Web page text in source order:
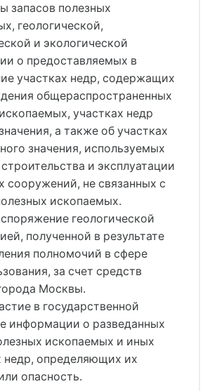
запасов полезных
геологической,
и экологической
о предоставляемых в
участках недр, содержащих
общераспространенных
участках недр
а также об участках
значения, используемых
и эксплуатации
сооружений, не связанных с
ископаемых.
геологической
полученной в результате
полномочий в сфере
за счет средств
Москвы.
в государственной
информации о разведанных
ископаемых и иных
недр, определяющих их
опасность.